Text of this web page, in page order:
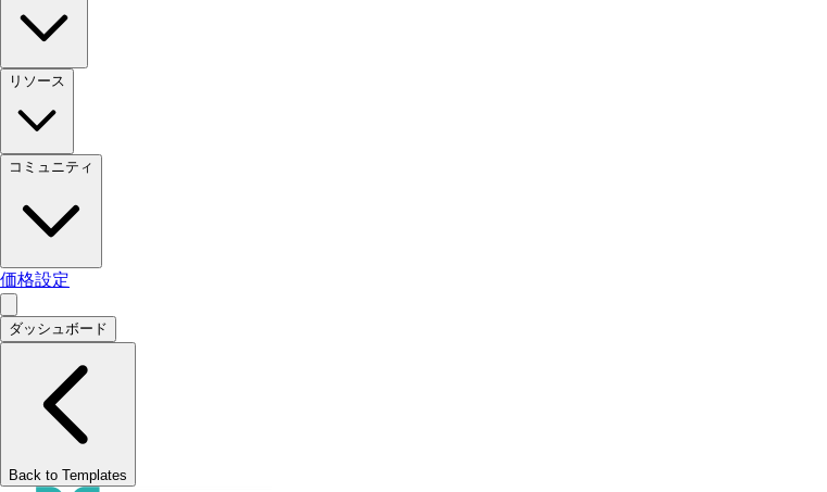
リソース
コミュニティ
価格設定
ダッシュボード
Back to Templates